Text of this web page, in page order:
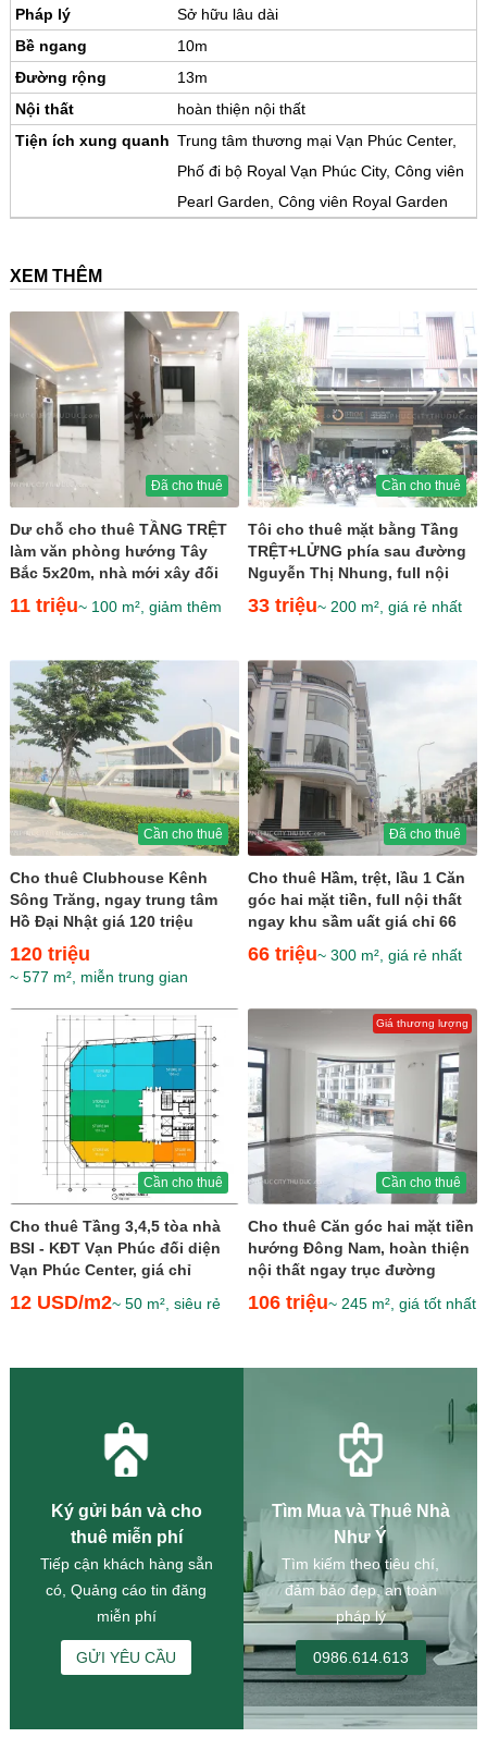
Pháp lý
Sở hữu lâu dài
Bề ngang
10m
Đường rộng
13m
Nội thất
hoàn thiện nội thất
Tiện ích xung quanh Trung tâm thương mại Vạn Phúc Center,
Phố đi bộ Royal Vạn Phúc City, Công viên
Pearl Garden, Công viên Royal Garden
XEM THÊM
Đã cho thuê
Dư chỗ cho thuê TẦNG TRỆT
làm văn phòng hướng Tây
Bắc 5x20m, nhà mới xây đối
diện Bệnh Viện
11 triệu~ 100 m², giảm thêm
Cần cho thuê
Tôi cho thuê mặt bằng Tầng
TRỆT+LỬNG phía sau đường
Nguyễn Thị Nhung, full nội
thất giá 33 triệu
33 triệu~ 200 m², giá rẻ nhất
Cần cho thuê
Cho thuê Clubhouse Kênh
Sông Trăng, ngay trung tâm
Hồ Đại Nhật giá 120 triệu
120 triệu
~ 577 m², miễn trung gian
Đã cho thuê
Cho thuê Hầm, trệt, lầu 1 Căn
góc hai mặt tiền, full nội thất
ngay khu sầm uất giá chỉ 66
66 triệu~ 300 m², giá rẻ nhất
Cần cho thuê
Cho thuê Tầng 3,4,5 tòa nhà
BSI - KĐT Vạn Phúc đối diện
Vạn Phúc Center, giá chỉ
12 USD/m2~ 50 m², siêu rẻ
Giá thương lượng
Cần cho thuê
Cho thuê Căn góc hai mặt tiền
hướng Đông Nam, hoàn thiện
nội thất ngay trục đường
thương mại sầm...
106 triệu~ 245 m², giá tốt nhất
Ký gửi bán và cho
thuê miễn phí
Tiếp cận khách hàng sẵn
có, Quảng cáo tin đăng
miễn phí
GỬI YÊU CẦU
Tìm Mua và Thuê Nhà
Như Ý
Tìm kiếm theo tiêu chí,
đảm bảo đẹp, an toàn
pháp lý
0986.614.613